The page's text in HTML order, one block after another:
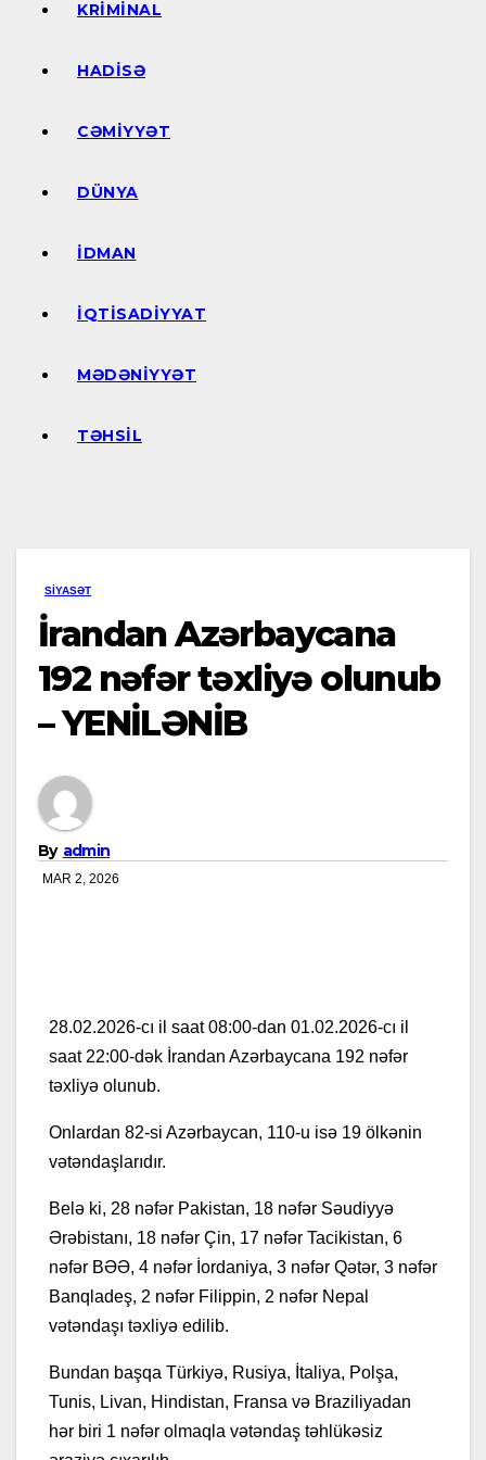
KRIMINAL
HADISƏ
CƏMIYYƏT
DÜNYA
İDMAN
İQTISADIYYAT
MƏDƏNIYYƏT
TƏHSIL
SIYASƏT
İrandan Azərbaycana
192 nəfər təxliyə olunub
– YENİLƏNİB
By admin
MAR 2, 2026
28.02.2026-cı il saat 08:00-dan 01.02.2026-cı il
saat 22:00-dək İrandan Azərbaycana 192 nəfər
təxliyə olunub.
Onlardan 82-si Azərbaycan, 110-u isə 19 ölkənin
vətəndaşlarıdır.
Belə ki, 28 nəfər Pakistan, 18 nəfər Səudiyyə
Ərəbistanı, 18 nəfər Çin, 17 nəfər Tacikistan, 6
nəfər BƏƏ, 4 nəfər İordaniya, 3 nəfər Qətər, 3 nəfər
Banqladeş, 2 nəfər Filippin, 2 nəfər Nepal
vətəndaşı təxliyə edilib.
Bundan başqa Türkiyə, Rusiya, İtaliya, Polşa,
Tunis, Livan, Hindistan, Fransa və Braziliyadan
hər biri 1 nəfər olmaqla vətəndaş təhlükəsiz